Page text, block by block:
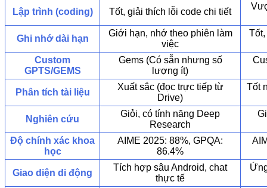
Lập trình (coding) Tốt, giải thích lỗi code chi tiết
Ghi nhớ dài hạn
Giới hạn, nhớ theo phiên làm
việc
Custom
GPTS/GEMS
Gems (Có sẵn nhưng số
lượng ít)
Phân tích tài liệu
Xuất sắc (đọc trực tiếp từ
Drive)
Tốt
Nghiên cứu
Giỏi, có tính năng Deep
Research
Độ chính xác khoa
học
AIME 2025: 88%, GPQA:
86.4%
Giao diện di động
Tích hợp sâu Android, chat
thực tế